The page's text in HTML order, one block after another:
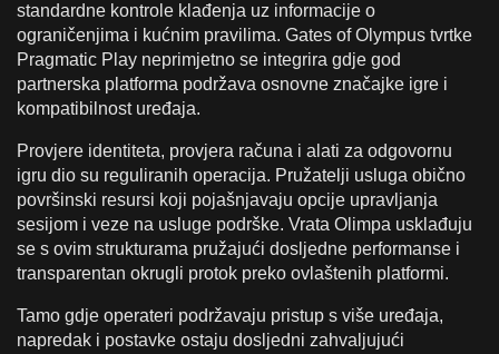
standardne kontrole klađenja uz informacije o
ograničenjima i kućnim pravilima. Gates of Olympus tvrtke
Pragmatic Play neprimjetno se integrira gdje god
partnerska platforma podržava osnovne značajke igre i
kompatibilnost uređaja.
Provjere identiteta, provjera računa i alati za odgovornu
igru dio su reguliranih operacija. Pružatelji usluga obično
površinski resursi koji pojašnjavaju opcije upravljanja
sesijom i veze na usluge podrške. Vrata Olimpa usklađuju
se s ovim strukturama pružajući dosljedne performanse i
transparentan okrugli protok preko ovlaštenih platformi.
Tamo gdje operateri podržavaju pristup s više uređaja,
napredak i postavke ostaju dosljedni zahvaljujući